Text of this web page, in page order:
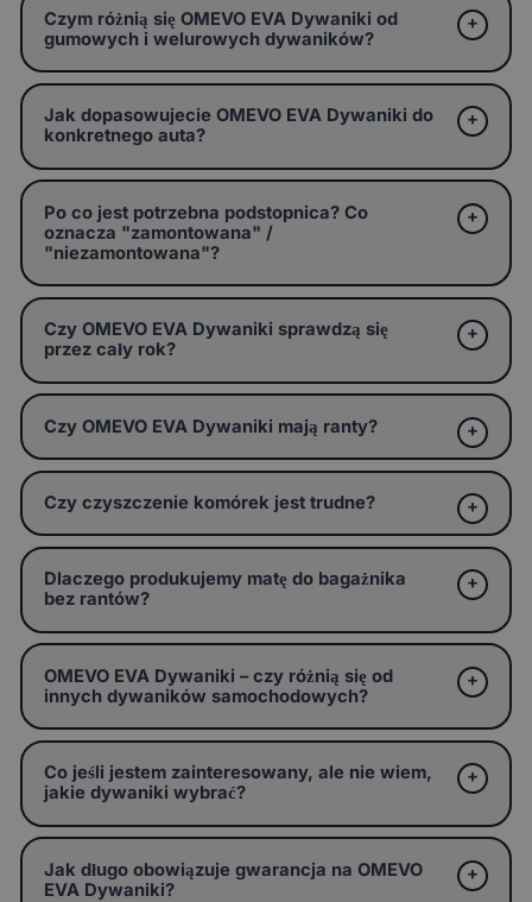
Czym różnią się OMEVO EVA Dywaniki od
gumowych i welurowych dywaników?
Jak dopasowujecie OMEVO EVA Dywaniki do
konkretnego auta?
Po co jest potrzebna podstopnica? Co
oznacza "zamontowana" /
"niezamontowana"?
Czy OMEVO EVA Dywaniki sprawdzą się
przez cały rok?
Czy OMEVO EVA Dywaniki mają ranty?
Czy czyszczenie komórek jest trudne?
Dlaczego produkujemy matę do bagażnika
bez rantów?
OMEVO EVA Dywaniki – czy różnią się od
innych dywaników samochodowych?
Co jeśli jestem zainteresowany, ale nie wiem,
jakie dywaniki wybrać?
Jak długo obowiązuje gwarancja na OMEVO
EVA Dywaniki?